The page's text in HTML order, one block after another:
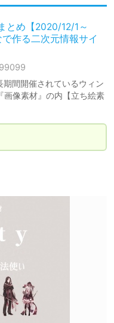
とめ【2020/12/1～
作る二次元情報サイ
間開催されているウィン
画像素材』の内【立ち絵素